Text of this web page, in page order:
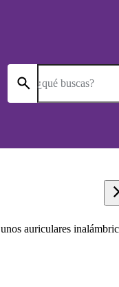
¿qué buscas?
auriculares